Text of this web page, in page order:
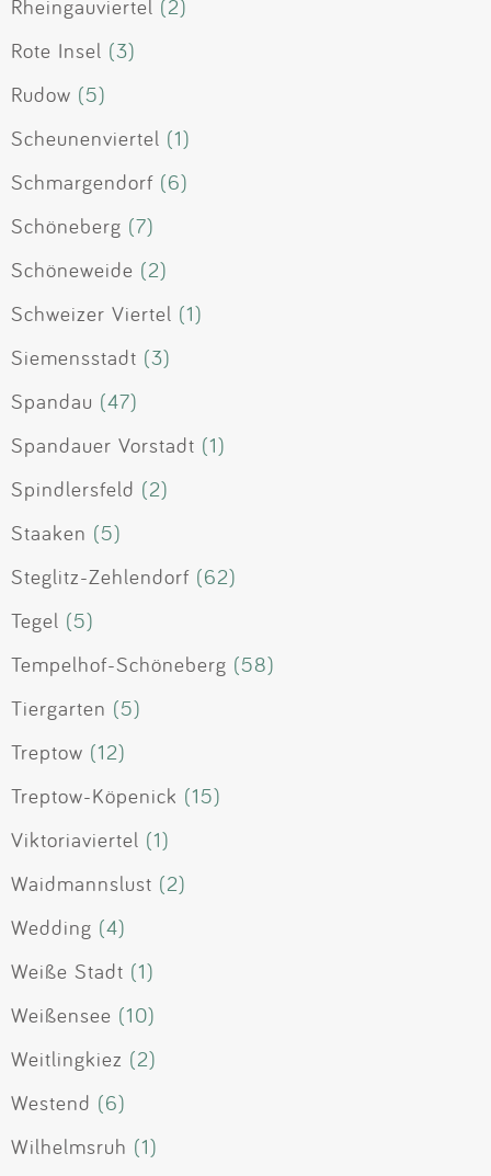
Rheingauviertel (2)
Rote Insel (3)
Rudow (5)
Scheunenviertel (1)
Schmargendorf (6)
Schöneberg (7)
Schöneweide (2)
Schweizer Viertel (1)
Siemensstadt (3)
Spandau (47)
Spandauer Vorstadt (1)
Spindlersfeld (2)
Staaken (5)
Steglitz-Zehlendorf (62)
Tegel (5)
Tempelhof-Schöneberg (58)
Tiergarten (5)
Treptow (12)
Treptow-Köpenick (15)
Viktoriaviertel (1)
Waidmannslust (2)
Wedding (4)
Weiße Stadt (1)
Weißensee (10)
Weitlingkiez (2)
Westend (6)
Wilhelmsruh (1)